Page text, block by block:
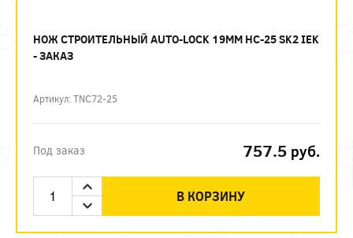
НОЖ СТРОИТЕЛЬНЫЙ AUTO-LOCK 19ММ НС-25 SK2 IEK
- ЗАКАЗ
Артикул: TNC72-25
Под заказ 757.5 руб.
В КОРЗИНУ